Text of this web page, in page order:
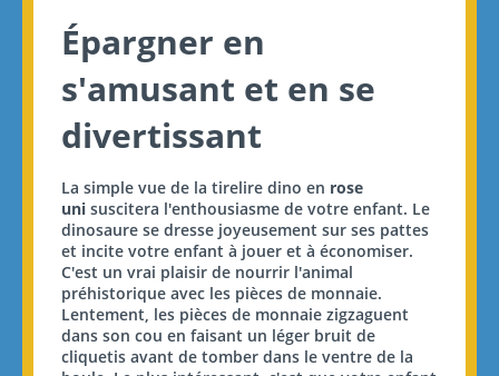
Épargner en
s'amusant et en se
divertissant
La simple vue de la tirelire dino en rose
uni suscitera l'enthousiasme de votre enfant. Le
dinosaure se dresse joyeusement sur ses pattes
et incite votre enfant à jouer et à économiser.
C'est un vrai plaisir de nourrir l'animal
préhistorique avec les pièces de monnaie.
Lentement, les pièces de monnaie zigzaguent
dans son cou en faisant un léger bruit de
cliquetis avant de tomber dans le ventre de la